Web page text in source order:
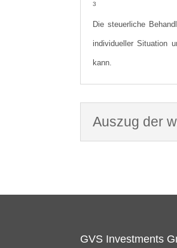
3
Die steuerliche
individueller Situation
kann.
Auszug der
GVS Investments